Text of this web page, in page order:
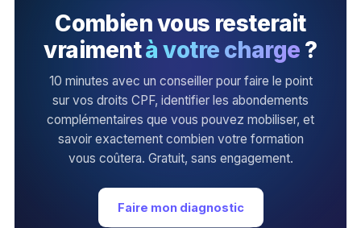
Combien vous resterait
vraimentà votre charge ?
10 minutes avec un conseiller pour faire le point
sur vos droits CPF, identifier les abondements
complémentaires que vous pouvez mobiliser, et
savoir exactement combien votre formation
vous coûtera. Gratuit, sans engagement.
Faire mon diagnostic